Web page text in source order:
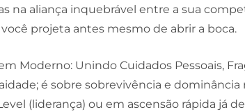
na aliança inquebrável entre a sua
projeta antes mesmo de abrir a boca.
Moderno: Unindo Cuidados Pessoais,
é sobre sobrevivência e dominância
(liderança) ou em ascensão rápida já